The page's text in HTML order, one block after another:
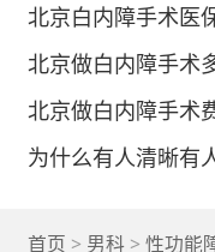
比例从20%-80不
我国《中国居
3》推荐成年人
入量被认为过于
北京白内障手术医保报销后自费多
北京做白内障手术多少钱
北京做白内障手术费用全解析，
为什么有人清晰有人模糊？揭
首页 > 男科> 性功能